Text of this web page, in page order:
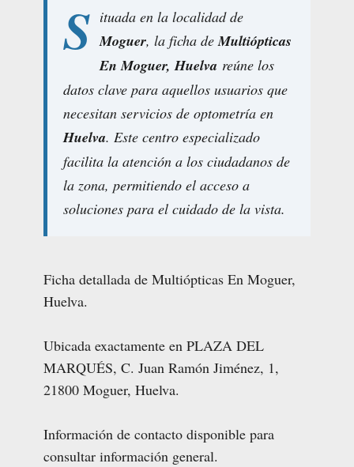
S ituada en la localidad de
Moguer, la ficha deMultiópticas
En Moguer, Huelva reúne los
datos clave para aquellos usuarios que
necesitan servicios de optometría en
Huelva. Este centro especializado
facilita la atención a los ciudadanos de
la zona, permitiendo el acceso a
soluciones para el cuidado de la vista.
Ficha detallada de Multiópticas En Moguer,
Huelva.
Ubicada exactamente en PLAZA DEL
MARQUÉS, C. Juan Ramón Jiménez, 1,
21800 Moguer, Huelva.
Información de contacto disponible para
consultar información general.